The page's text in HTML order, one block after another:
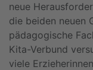
neue
die beiden neuen
pädagogische
Kita-Verbund
viele